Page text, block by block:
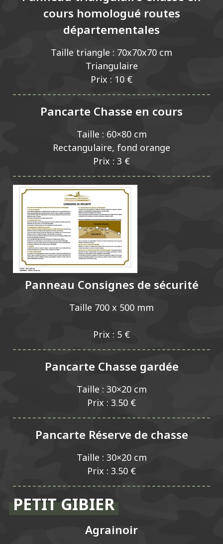
cours homologué routes
départementales
Taille triangle : 70x70x70 cm
Triangulaire
Prix : 10 €
Pancarte Chasse en cours
Taille : 60×80 cm
Rectangulaire, fond orange
Prix : 3 €
Panneau Consignes de sécurité
Taille 700 x 500 mm
Prix : 5 €
Pancarte Chasse gardée
Taille : 30×20 cm
Prix : 3.50 €
Pancarte Réserve de chasse
Taille : 30×20 cm
Prix : 3.50 €
PETIT GIBIER
Agrainoir